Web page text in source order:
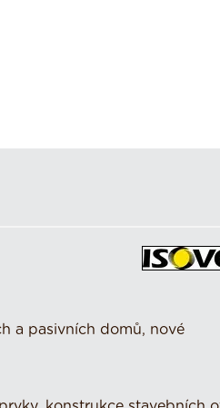
a pasivních domů, nové